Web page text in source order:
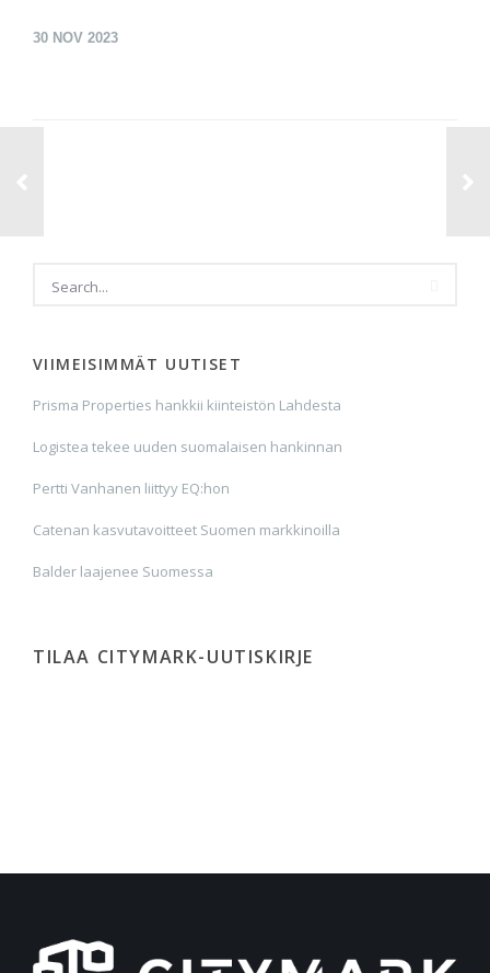
30 NOV 2023
VIIMEISIMMÄT UUTISET
Prisma Properties hankkii kiinteistön Lahdesta
Logistea tekee uuden suomalaisen hankinnan
Pertti Vanhanen liittyy EQ:hon
Catenan kasvutavoitteet Suomen markkinoilla
Balder laajenee Suomessa
TILAA CITYMARK-UUTISKIRJE